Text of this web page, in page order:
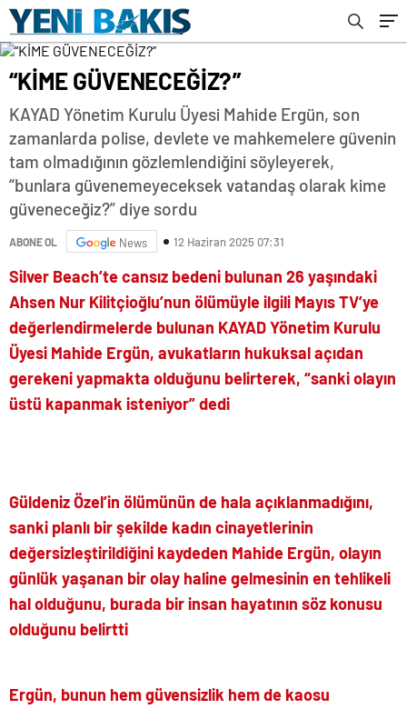
“KİME GÜVENECEĞİZ?”
KAYAD Yönetim Kurulu Üyesi Mahide Ergün, son
zamanlarda polise, devlete ve mahkemelere güvenin
tam olmadığının gözlemlendiğini söyleyerek,
“bunlara güvenemeyeceksek vatandaş olarak kime
güveneceğiz?” diye sordu
ABONE OL News 12 Haziran 2025 07:31
Silver Beach’te cansız bedeni bulunan 26 yaşındaki
Ahsen Nur Kilitçioğlu’nun ölümüyle ilgili Mayıs TV’ye
değerlendirmelerde bulunan KAYAD Yönetim Kurulu
Üyesi Mahide Ergün, avukatların hukuksal açıdan
gerekeni yapmakta olduğunu belirterek, “sanki olayın
üstü kapanmak isteniyor” dedi
Güldeniz Özel’in ölümünün de hala açıklanmadığını,
sanki planlı bir şekilde kadın cinayetlerinin
değersizleştirildiğini kaydeden Mahide Ergün, olayın
günlük yaşanan bir olay haline gelmesinin en tehlikeli
hal olduğunu, burada bir insan hayatının söz konusu
olduğunu belirtti
Ergün, bunun hem güvensizlik hem de kaosu